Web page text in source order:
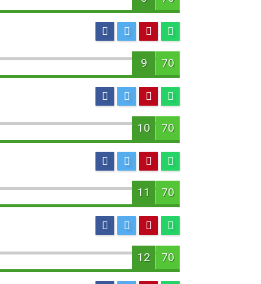
9 70
10 70
11 70
12 70